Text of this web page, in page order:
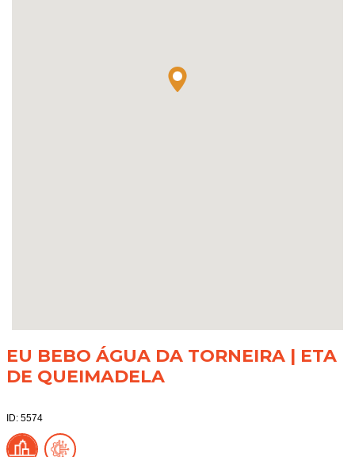
EU BEBO ÁGUA DA TORNEIRA | ETA
DE QUEIMADELA
ID: 5574